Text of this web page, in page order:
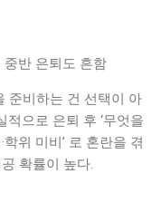
중반 은퇴도 흔함
준비하는 건 선택이 아
으로 은퇴 후 ‘무엇을
학위 미비’ 로 혼란을 겪
확률이 높다.